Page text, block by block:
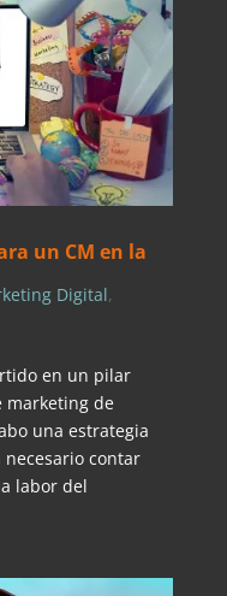
un CM en la
Digital,
en un pilar
marketing de
una estrategia
necesario contar
labor del